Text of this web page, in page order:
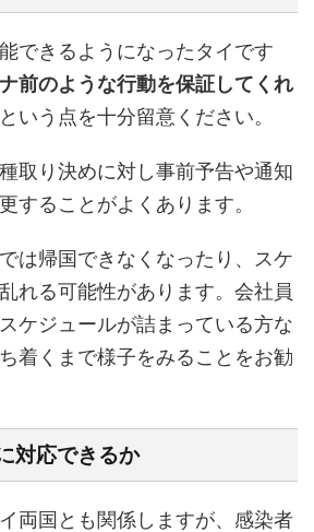
できるようになったタイです
ナ前のような行動を保証してくれ
という点を十分留意ください。
取り決めに対し事前予告や通知
することがよくあります。
は帰国できなくなったり、スケ
れる可能性があります。会社員
ケジュールが詰まっている方な
着くまで様子をみることをお勧
対応できるか
両国とも関係しますが、感染者